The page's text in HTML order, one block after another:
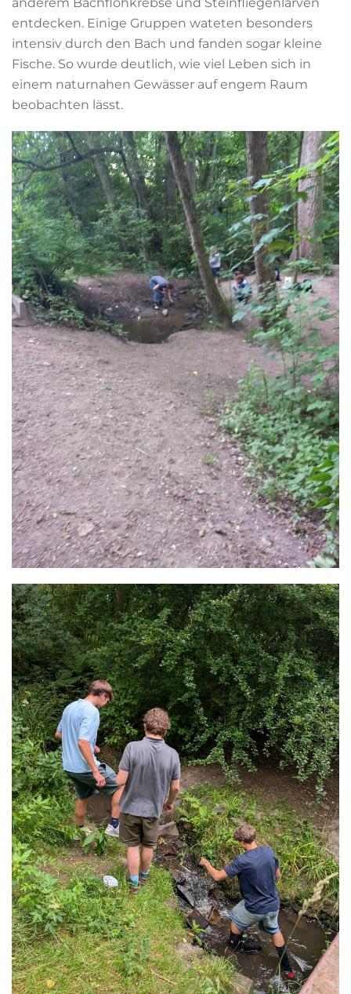
entdecken. Einige Gruppen wateten besonders
intensiv durch den Bach und fanden sogar kleine
Fische. So wurde deutlich, wie viel Leben sich in
einem naturnahen Gewässer auf engem Raum
beobachten lässt.